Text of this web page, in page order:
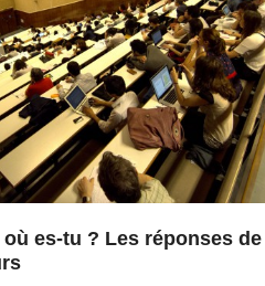
es-tu ? Les réponses de